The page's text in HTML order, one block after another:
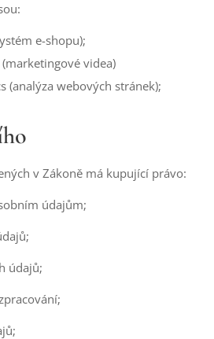
e-shopu);
videa)
(analýza webových stránek);
v Zákoně má kupující právo:
údajům;
údajů;